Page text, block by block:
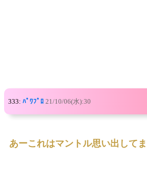
333: ﾊﾟﾜﾌﾟﾛ 21/10/06(水):30
あーこれはマントル思い出して